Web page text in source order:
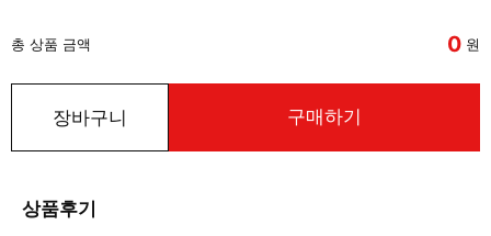
총 상품 금액 0 원
장바구니 구매하기
상품후기